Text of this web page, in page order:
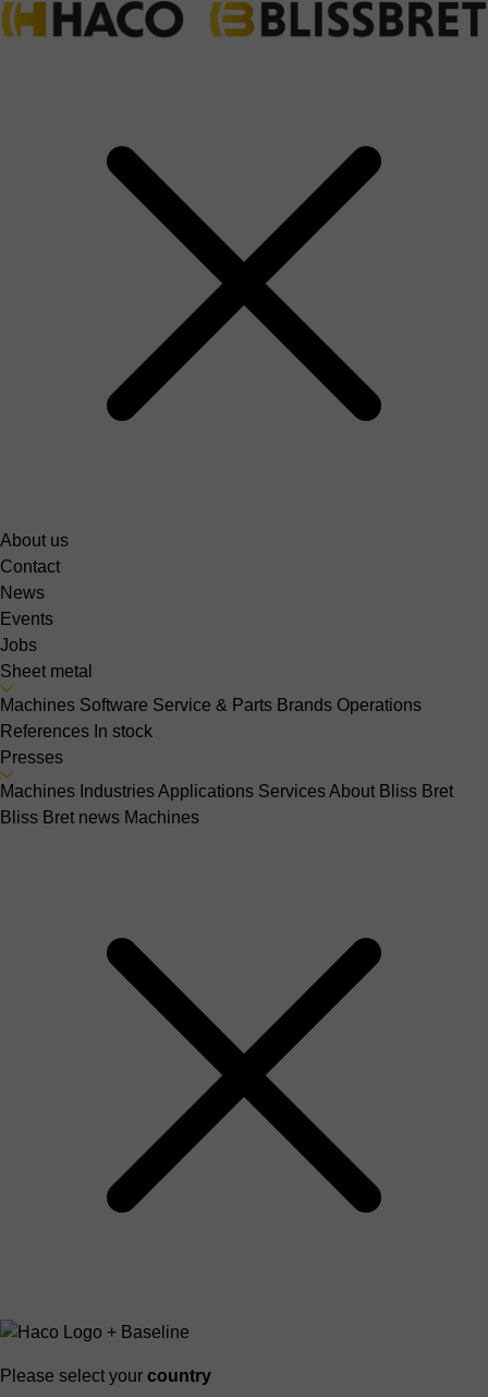
About us
Contact
News
Events
Jobs
Sheet metal
Machines Software Service & Parts Brands Operations
References In stock
Presses
Machines IndustriesApplications ServicesAbout Bliss Bret
Bliss Bret news Machines
Please select your country